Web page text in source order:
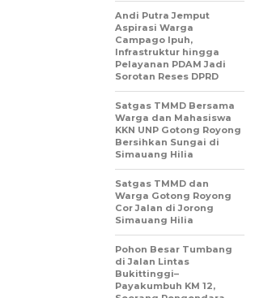
Andi Putra Jemput
Aspirasi Warga
Campago Ipuh,
Infrastruktur hingga
Pelayanan PDAM Jadi
Sorotan Reses DPRD
Satgas TMMD Bersama
Warga dan Mahasiswa
KKN UNP Gotong Royong
Bersihkan Sungai di
Simauang Hilia
Satgas TMMD dan
Warga Gotong Royong
Cor Jalan di Jorong
Simauang Hilia
Pohon Besar Tumbang
di Jalan Lintas
Bukittinggi–
Payakumbuh KM 12,